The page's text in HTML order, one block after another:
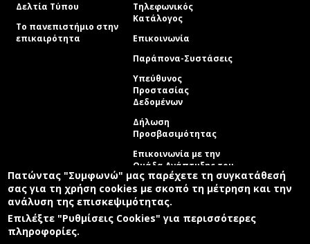
Δελτία Τύπου
Το πανεπιστήμιο στην
επικαιρότητα
Τηλεφωνικός
Κατάλογος
Επικοινωνία
Παράπονα-Συστάσεις
Υπεύθυνος
Προστασίας
Δεδομένων
Δήλωση
Προσβασιμότητας
Επικοινωνία με την
Ομάδα Ανάπτυξης του
site(link sends e-mail)
© ΠΑΝΕΠΙΣΤΗΜΙΟ ΑΙΓΑΙΟΥ ΟΡΟΙ ΧΡΗΣΗΣ
ΟΜΑΔΑ ΑΝΑΠΤΥΞΗΣ
Πατώντας "Συμφωνώ" μας παρέχετε τη συγκατάθεσή
σας για τη χρήση cookies με σκοπό τη μέτρηση και την
ανάλυση της επισκεψιμότητας.
Επιλέξτε "Ρυθμίσεις Cookies" για περισσότερες
πληροφορίες.